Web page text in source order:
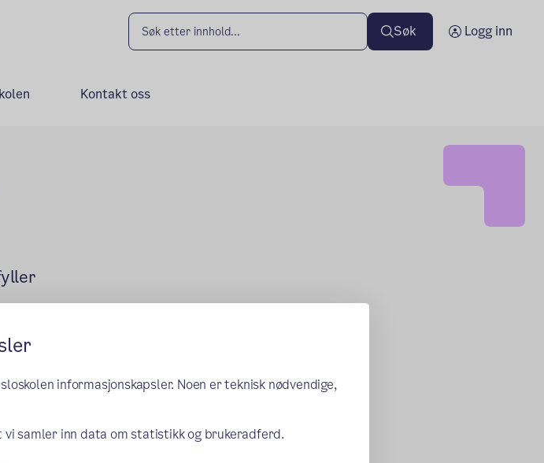
informasjonskapsler. Noen er teknisk nødvendige,
samler inn data om statistikk og brukeradferd.
Søk Logg inn
Kontakt oss